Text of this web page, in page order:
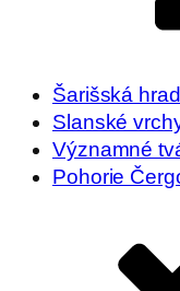
Šarišská
Slanské
Významné
Pohorie